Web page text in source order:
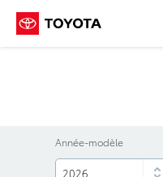
Année-modèle